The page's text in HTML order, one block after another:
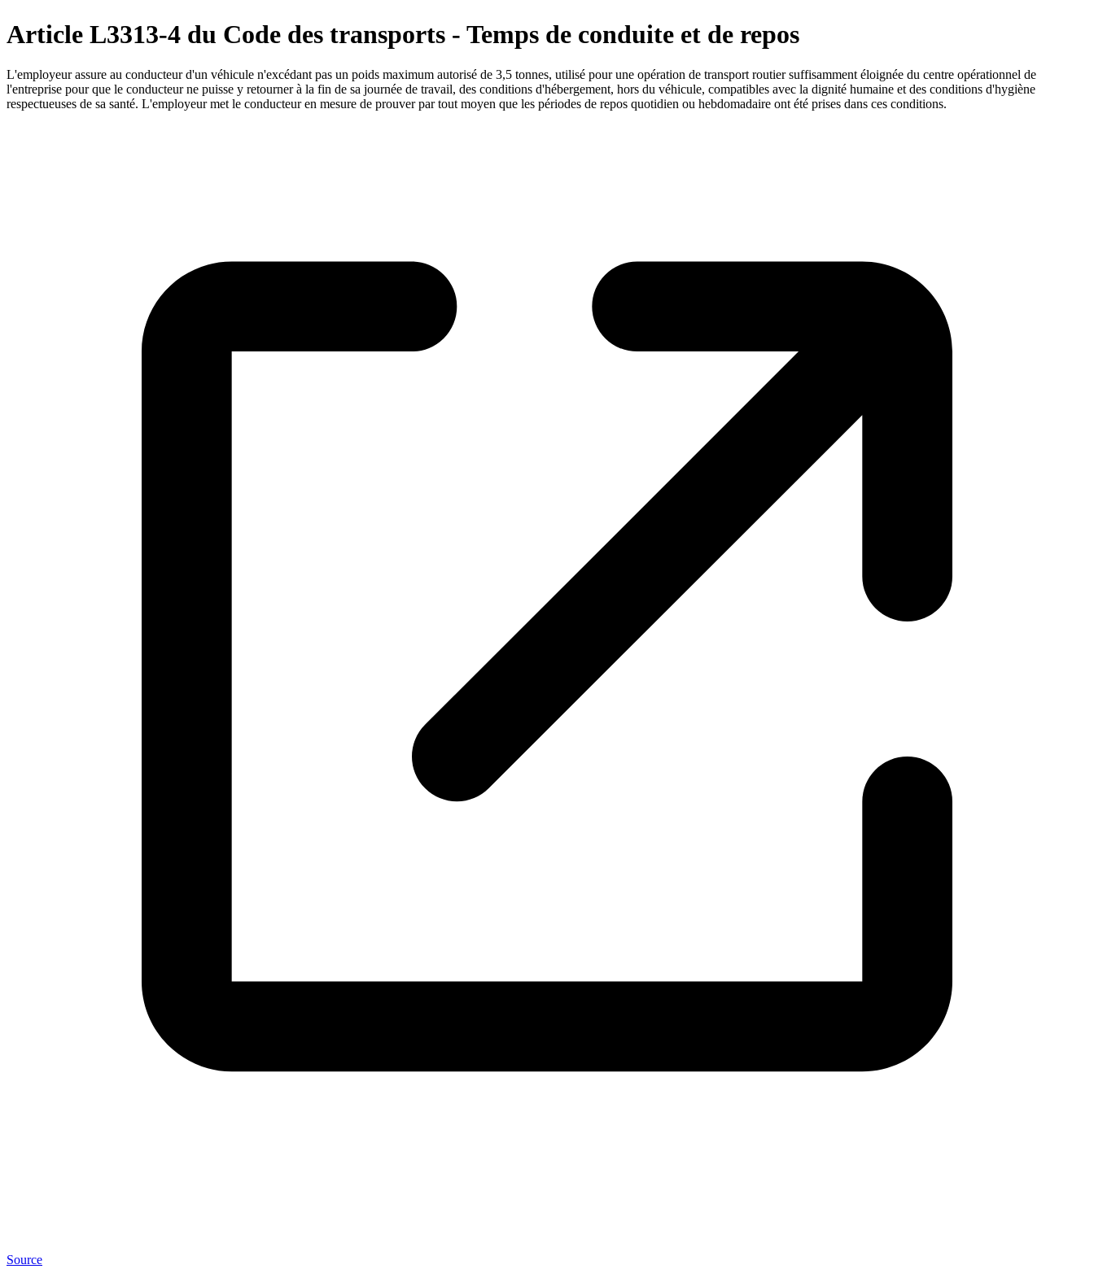
Article L3313-4 du Code des transports - Temps de conduite et de repos
L'employeur assure au conducteur d'un véhicule n'excédant pas un poids maximum autorisé de 3,5 tonnes, utilisé pour une opération de transport routier suffisamment éloignée du centre opérationnel de
l'entreprise pour que le conducteur ne puisse y retourner à la fin de sa journée de travail, des conditions d'hébergement, hors du véhicule, compatibles avec la dignité humaine et des conditions d'hygiène
respectueuses de sa santé. L'employeur met le conducteur en mesure de prouver par tout moyen que les périodes de repos quotidien ou hebdomadaire ont été prises dans ces conditions.
Source